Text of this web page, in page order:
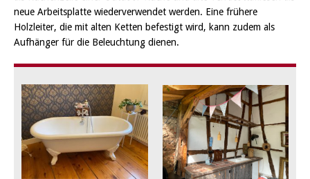
neue Arbeitsplatte wiederverwendet werden. Eine frühere
Holzleiter, die mit alten Ketten befestigt wird, kann zudem als
Aufhänger für die Beleuchtung dienen.